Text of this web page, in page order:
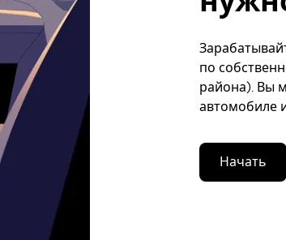
по
района). Вы
автомобиле
Начать